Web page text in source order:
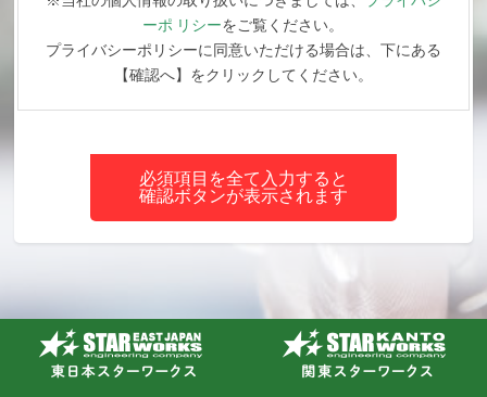
ーポ リシーをご覧ください。
プライバシーポリシーに同意いただける場合は、下にある
【確認へ】をクリックしてください。
必須項目を全て入力すると
確認ボタンが表示されます